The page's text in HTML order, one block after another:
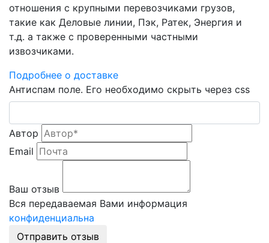
отношения с крупными перевозчиками грузов,
такие как Деловые линии, Пэк, Ратек, Энергия и
т.д. а также с проверенными частными
извозчиками.
Подробнее о доставке
Антиспам поле. Его необходимо скрыть через css
Автор
Email
Ваш отзыв
Вся передаваемая Вами информация
конфиденциальна
Отправить отзыв